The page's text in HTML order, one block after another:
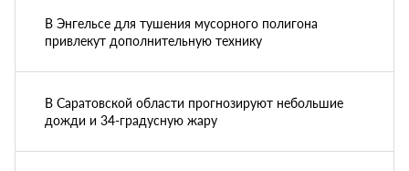
В Энгельсе для тушения мусорного полигона
привлекут дополнительную технику
В Саратовской области прогнозируют небольшие
дожди и 34-градусную жару